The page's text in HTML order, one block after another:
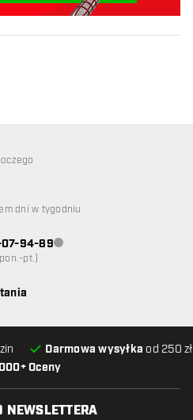
Oceny
Darmowa wysyłka od 250
klienta niedostępna
dni w tygodniu
07-94-89Obsługa klienta niedostępna
pt.)
NEWSLETTERA